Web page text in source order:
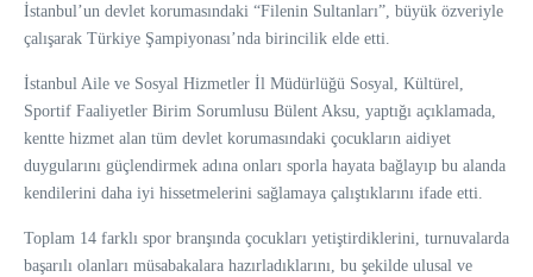
İstanbul’un devlet korumasındaki “Filenin Sultanları”, büyük özveriyle
çalışarak Türkiye Şampiyonası’nda birincilik elde etti.
İstanbul Aile ve Sosyal Hizmetler İl Müdürlüğü Sosyal, Kültürel,
Sportif Faaliyetler Birim Sorumlusu Bülent Aksu, yaptığı açıklamada,
kentte hizmet alan tüm devlet korumasındaki çocukların aidiyet
duygularını güçlendirmek adına onları sporla hayata bağlayıp bu alanda
kendilerini daha iyi hissetmelerini sağlamaya çalıştıklarını ifade etti.
Toplam 14 farklı spor branşında çocukları yetiştirdiklerini, turnuvalarda
başarılı olanları müsabakalara hazırladıklarını, bu şekilde ulusal ve